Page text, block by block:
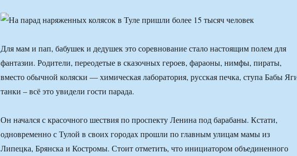
Для мам и пап, бабушек и дедушек это соревнование стало настоящим полем для
фантазии. Родители, переодетые в сказочных героев, фараоны, нимфы, пираты,
вместо обычной коляски — химическая лаборатория, русская печка, ступа Бабы
танки – всё это увидели гости парада.
Он начался с красочного шествия по проспекту Ленина под барабаны. Кстати,
одновременно с Тулой в своих городах прошли по главным улицам мамы из
Липецка, Брянска и Костромы. Стоит отметить, что инициатором объединенного